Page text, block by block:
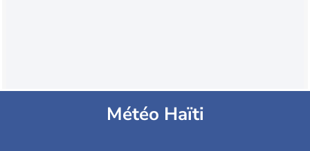
Météo Haïti